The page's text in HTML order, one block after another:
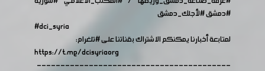
#دمشق#لأجلك_دمشق
#dci_syria
لمتابعة أخبارنا يمكنكم الاشتراك بقناتنا على#تلغرام:
https://t.me/dcisyriaorg
-----------------------------------------